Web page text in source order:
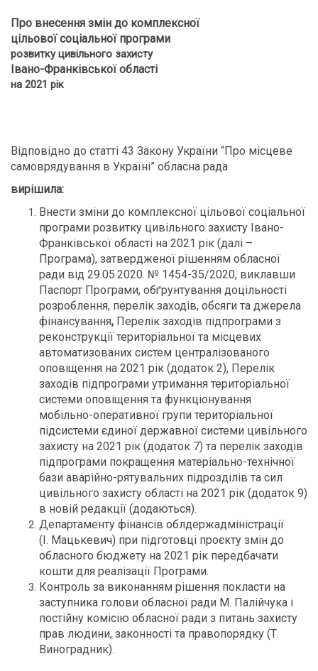
Про внесення змін до комплексної
цільової соціальної програми
розвитку цивільного захисту
Івано-Франківської області
на 2021 рік
Відповідно до статті 43 Закону України “Про місцеве
самоврядування в Україні” обласна рада
вирішила:
Внести зміни до комплексної цільової соціальної
програми розвитку цивільного захисту Івано-
Франківської області на 2021 рік (далі –
Програма), затвердженої рішенням обласної
ради від 29.05.2020. № 1454-35/2020, виклавши
Паспорт Програми, обґрунтування доцільності
розроблення, перелік заходів, обсяги та джерела
фінансування, Перелік заходів підпрограми з
реконструкції територіальної та місцевих
автоматизованих систем централізованого
оповіщення на 2021 рік (додаток 2), Перелік
заходів підпрограми утримання територіальної
системи оповіщення та функціонування
мобільно-оперативної групи територіальної
підсистеми єдиної державної системи цивільного
захисту на 2021 рік (додаток 7) та перелік заходів
підпрограми покращення матеріально-технічної
бази аварійно-рятувальних підрозділів та сил
цивільного захисту області на 2021 рік (додаток 9)
в новій редакції (додаються).
Департаменту фінансів облдержадміністрації
(І. Мацькевич) при підготовці проєкту змін до
обласного бюджету на 2021 рік передбачати
кошти для реалізації Програми.
Контроль за виконанням рішення покласти на
заступника голови обласної ради М. Палійчука і
постійну комісію обласної ради з питань захисту
прав людини, законності та правопорядку (Т.
Виноградник).